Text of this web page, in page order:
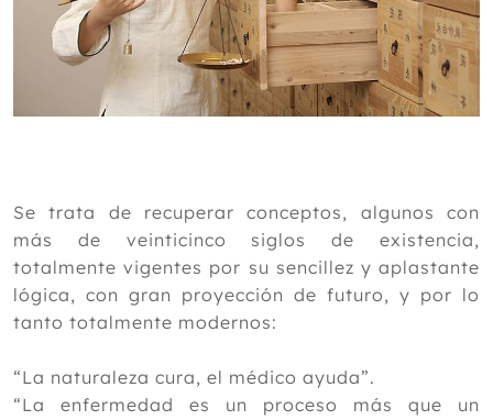
Se trata de recuperar conceptos, algunos con
más de veinticinco siglos de existencia,
totalmente vigentes por su sencillez y aplastante
lógica, con gran proyección de futuro, y por lo
tanto totalmente modernos:
“La naturaleza cura, el médico ayuda”.
“La enfermedad es un proceso más que un